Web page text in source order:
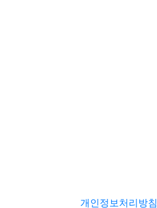
개인정보처리방침